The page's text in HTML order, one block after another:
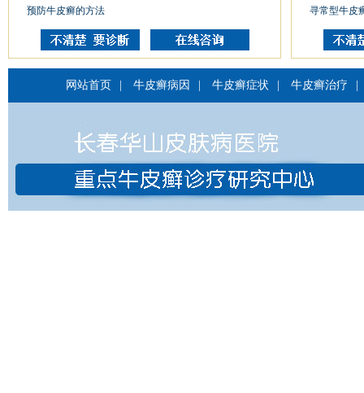
预防牛皮癣的方法
寻常型牛皮
网站首页 牛皮癣病因 牛皮癣症状 牛皮癣治疗